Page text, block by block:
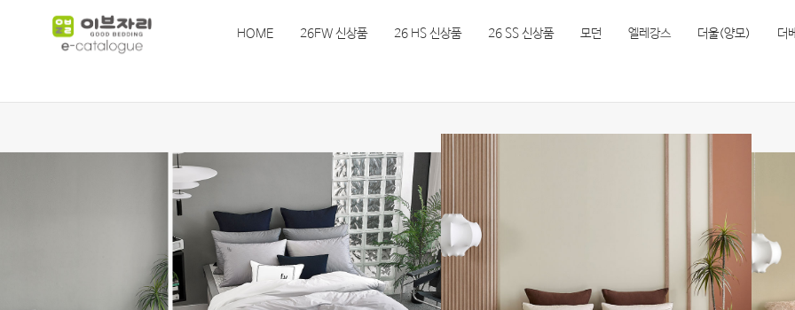
HOME 26FW 신상품 26 HS 신상품 26 SS 신상품 모던 엘레강스 더울(양모) 더